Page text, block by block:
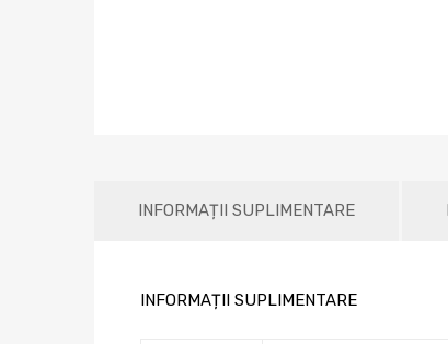
INFORMAȚII SUPLIMENTARE
INFORMAȚII SUPLIMENTARE